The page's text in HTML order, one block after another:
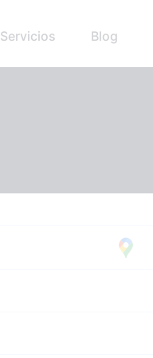
Servicios Blog